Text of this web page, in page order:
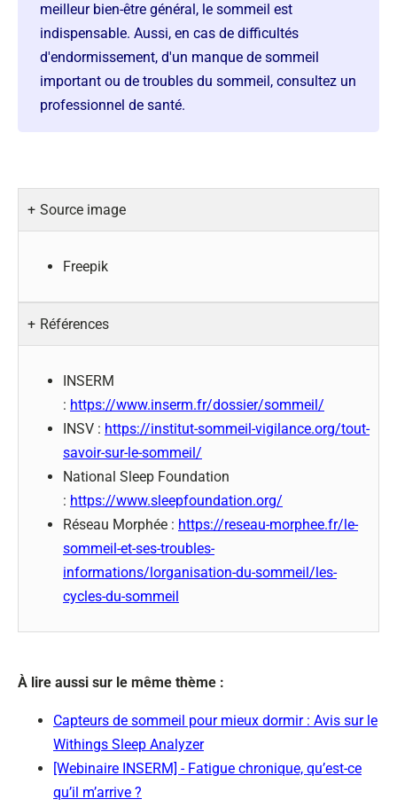
meilleur bien-être général, le sommeil est
indispensable. Aussi, en cas de difficultés
d'endormissement, d'un manque de sommeil
important ou de troubles du sommeil, consultez un
professionnel de santé.
Source image
Freepik
Références
INSERM
: https://www.inserm.fr/dossier/sommeil/
INSV : https://institut-sommeil-vigilance.org/tout-
savoir-sur-le-sommeil/
National Sleep Foundation
: https://www.sleepfoundation.org/
Réseau Morphée : https://reseau-morphee.fr/le-
sommeil-et-ses-troubles-
informations/lorganisation-du-sommeil/les-
cycles-du-sommeil
À lire aussi sur le même thème :
Capteurs de sommeil pour mieux dormir : Avis sur le
Withings Sleep Analyzer
[Webinaire INSERM] - Fatigue chronique, qu’est-ce
qu’il m’arrive ?